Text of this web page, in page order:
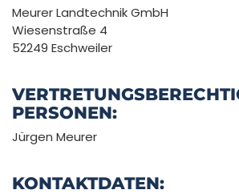
Meurer Landtechnik GmbH
Wiesenstraße 4
52249 Eschweiler
PERSONEN:
Jürgen Meurer
KONTAKTDATEN: